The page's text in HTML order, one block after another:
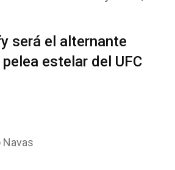
será el alternante
estelar del UFC
Navas